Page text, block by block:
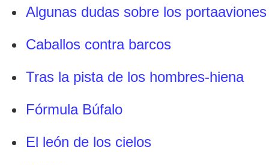
Algunas dudas sobre los portaaviones
Caballos contra barcos
Tras la pista de los hombres-hiena
Fórmula Búfalo
El león de los cielos